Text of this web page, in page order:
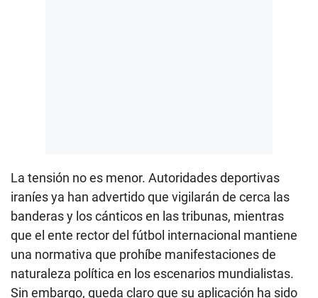
La tensión no es menor. Autoridades deportivas
iraníes ya han advertido que vigilarán de cerca las
banderas y los cánticos en las tribunas, mientras
que el ente rector del fútbol internacional mantiene
una normativa que prohíbe manifestaciones de
naturaleza política en los escenarios mundialistas.
Sin embargo, queda claro que su aplicación ha sido